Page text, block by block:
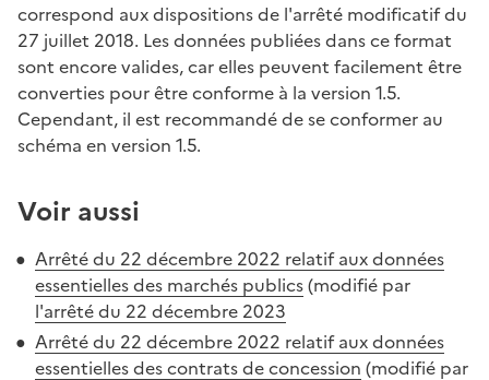
correspond aux dispositions de l'arrêté modificatif du
27 juillet 2018. Les données publiées dans ce format
sont encore valides, car elles peuvent facilement être
converties pour être conforme à la version 1.5.
Cependant, il est recommandé de se conformer au
schéma en version 1.5.
Voir aussi
Arrêté du 22 décembre 2022 relatif aux données
essentielles des marchés publics(modifié par
l'arrêté du 22 décembre 2023
Arrêté du 22 décembre 2022 relatif aux données
essentielles des contrats de concession (modifié par